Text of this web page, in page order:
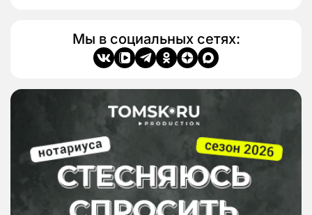
Мы в социальных сетях: